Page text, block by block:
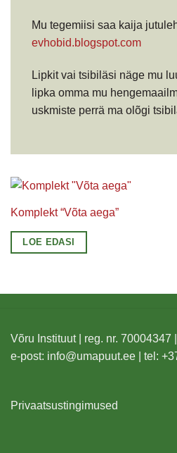
Mu tegemiisi saa kaija
evhobid.blogspot.com
Lipkit vai tsibiläsi näge mu
lipka omma mu
uskmiste perrä ma olõgi
Komplekt “Võta aega”
LOE EDASI
Võru Instituut | reg. nr. 70004347
e-post: info@umapuut.ee | tel:
Privaatsustingimused